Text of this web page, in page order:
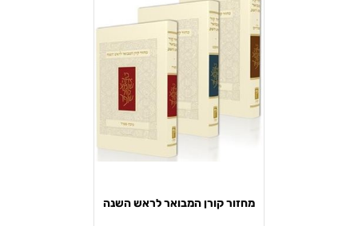
מחזור קורן המבואר לראש השנה